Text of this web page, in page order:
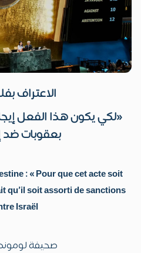
الاعتراف
«لكي يكون هذا الفعل
بعقوبات ضد
: « Pour que cet acte soit
qu’il soit assorti de sanctions
Israël »
صحيفة